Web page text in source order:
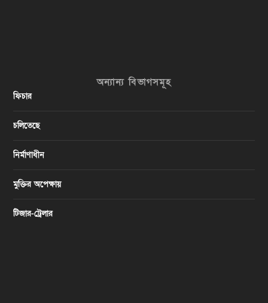
অন্যান্য বিভাগসমূহ
ফিচার
চলিতেছে
নির্মাণাধীন
মুক্তির অপেক্ষায়
টিজার-ট্রেলার